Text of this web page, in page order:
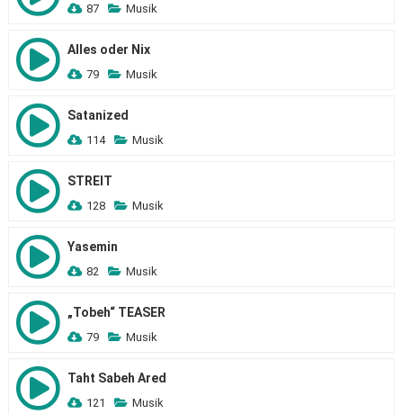
87 Musik
Alles oder Nix
79 Musik
Satanized
114 Musik
STREIT
128 Musik
Yasemin
82 Musik
„Tobeh“ TEASER
79 Musik
Taht Sabeh Ared
121 Musik